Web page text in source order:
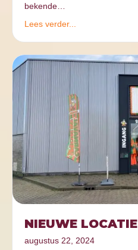
bekende…
Lees verder...
NIEUWE LOCATIE
augustus 22, 2024